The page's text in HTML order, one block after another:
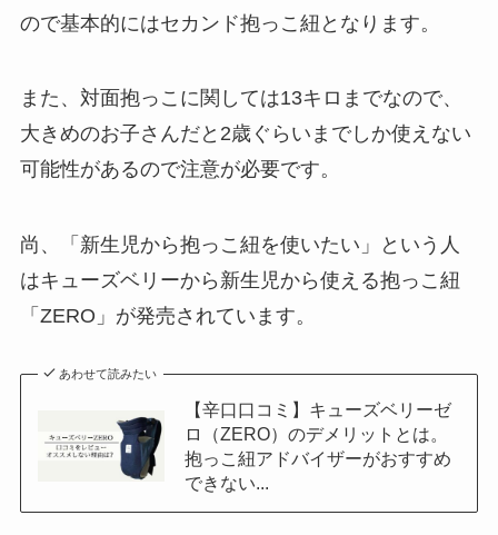
ので基本的にはセカンド抱っこ紐となります。
また、対面抱っこに関しては13キロまでなので、
大きめのお子さんだと2歳ぐらいまでしか使えない
可能性があるので注意が必要です。
尚、「新生児から抱っこ紐を使いたい」という人
はキューズベリーから新生児から使える抱っこ紐
「ZERO」が発売されています。
あわせて読みたい
【辛口口コミ】キューズベリーゼ
ロ（ZERO）のデメリットとは。
抱っこ紐アドバイザーがおすすめ
できない...